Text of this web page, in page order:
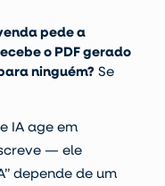
pede a
o PDF gerado
ninguém?Se
IA age em
— ele
depende de um